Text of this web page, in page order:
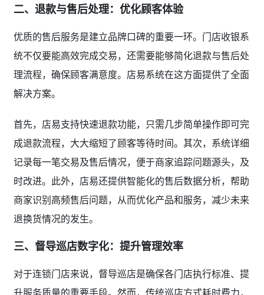
二、退款与售后处理：优化顾客体验
优质的售后服务是建立品牌口碑的重要一环。门店收银系
统不仅要能高效完成交易，还需要能够简化退款与售后处
理流程，确保顾客满意度。店易系统在这方面提供了全面
解决方案。
首先，店易支持快速退款功能，只需几步简单操作即可完
成退款流程，大大缩短了顾客等待时间。其次，系统详细
记录每一笔交易及售后情况，便于商家追踪问题源头，及
时改进。此外，店易还提供智能化的售后数据分析，帮助
商家识别高频售后问题，从而优化产品和服务，减少未来
退换货情况的发生。
三、督导巡店数字化：提升管理效率
对于连锁门店来说，督导巡店是确保各门店执行标准、提
升服务质量的重要手段。然而，传统巡店方式耗时费力，